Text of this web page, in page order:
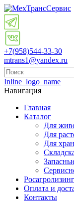
+7(958)544-33-30
mtrans1@yandex.ru
Inline_logo_name
Навигация
Главная
Каталог
Для
Для
Для
Росагролизинг
Оплата и
Контакты